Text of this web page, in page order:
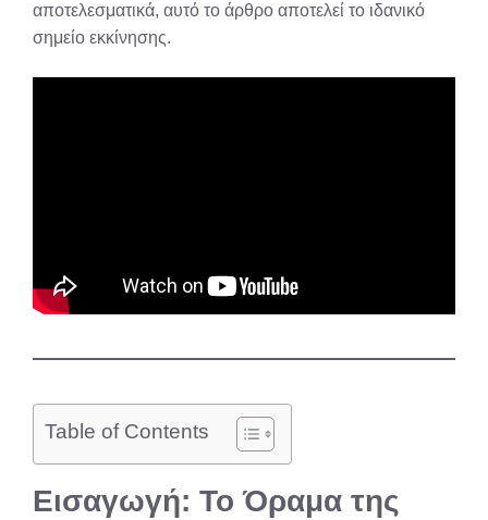
αποτελεσματικά, αυτό το άρθρο αποτελεί το ιδανικό
σημείο εκκίνησης.
Table of Contents
Εισαγωγή: Το Όραμα της